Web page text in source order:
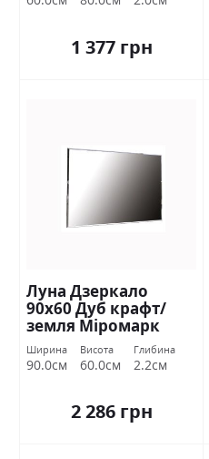
1 377 грн
Луна Дзеркало
90х60 Дуб крафт/
земля Міромарк
Ширина
90.0см
Висота
60.0см
Глибина
2.2см
2 286 грн